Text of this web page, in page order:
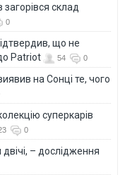
загорівся склад
0
що не
Patriot
54 0
на Сонці те, чого
суперкарів
0
– дослідження